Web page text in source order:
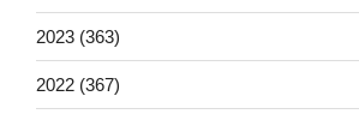
2023 (363)
2022 (367)